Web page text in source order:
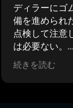
明るい雰囲気
なく入りやす
飲み物やお菓
いくお店なの